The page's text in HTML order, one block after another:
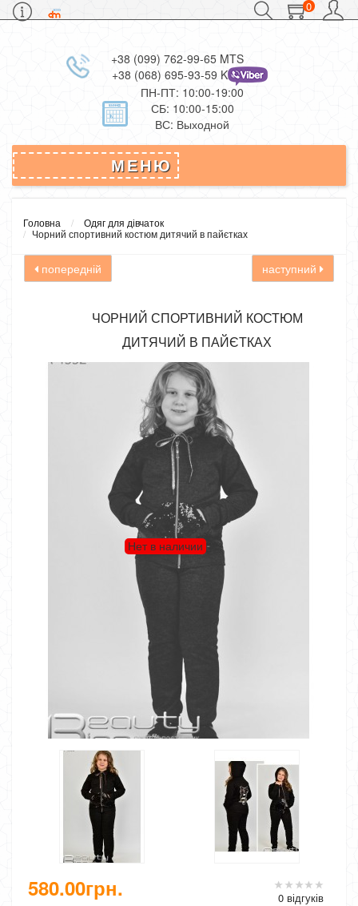
0
+38 (099) 762-99-65 MTS
+38 (068) 695-93-59 Kievstar
ПН-ПТ: 10:00-19:00
СБ: 10:00-15:00
ВС: Выходной
МЕНЮ
Головна
Одяг для дівчаток
Чорний спортивний костюм дитячий в пайєтках
попередній наступний
ЧОРНИЙ СПОРТИВНИЙ КОСТЮМ
ДИТЯЧИЙ В ПАЙЄТКАХ
Нет в наличии
0 відгуків
580.00грн.